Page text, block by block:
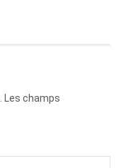
Les champs